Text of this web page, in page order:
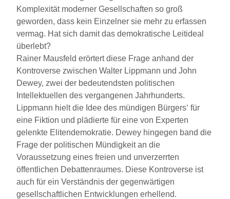
Komplexität moderner Gesellschaften so groß
geworden, dass kein Einzelner sie mehr zu erfassen
vermag. Hat sich damit das demokratische Leitideal
überlebt?
Rainer Mausfeld erörtert diese Frage anhand der
Kontroverse zwischen Walter Lippmann und John
Dewey, zwei der bedeutendsten politischen
Intellektuellen des vergangenen Jahrhunderts.
Lippmann hielt die Idee des mündigen Bürgers‘ für
eine Fiktion und plädierte für eine von Experten
gelenkte Elitendemokratie. Dewey hingegen band die
Frage der politischen Mündigkeit an die
Voraussetzung eines freien und unverzerrten
öffentlichen Debattenraumes. Diese Kontroverse ist
auch für ein Verständnis der gegenwärtigen
gesellschaftlichen Entwicklungen erhellend.